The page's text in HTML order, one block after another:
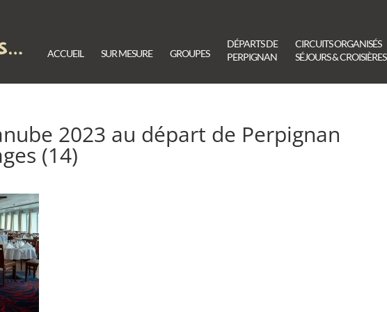
ACCUEIL SUR MESURE GROUPES
DÉPARTS DE
PERPIGNAN
CIRCUITS ORGANISÉS
SÉJOURS & CROISIÈRES
2023 au départ de Perpignan
(14)